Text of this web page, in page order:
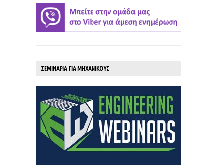
ΣΕΜΙΝΑΡΙΑ ΓΙΑ ΜΗΧΑΝΙΚΟΥΣ